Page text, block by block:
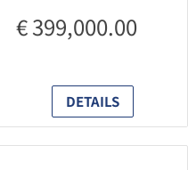
€ 399,000.00
DETAILS